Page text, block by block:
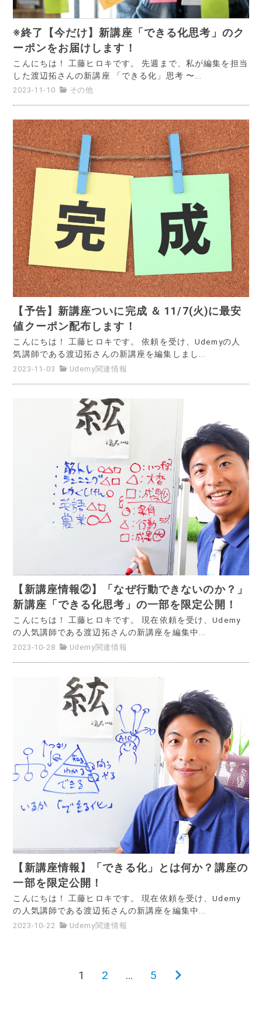
※終了【今だけ】新講座「できる化思考」のク
ーポンをお届けします！
こんにちは！ 工藤ヒロキです。 先週まで、私が編集を担当
した渡辺拓さんの新講座 「できる化」思考 〜...
2023-11-10 その他
【予告】新講座ついに完成 ＆ 11/7(火)に最安
値クーポン配布します！
こんにちは！ 工藤ヒロキです。 依頼を受け、Udemyの人
気講師である渡辺拓さんの新講座を編集しまし...
2023-11-03 Udemy関連情報
【新講座情報②】「なぜ行動できないのか？」
新講座「できる化思考」の一部を限定公開！
こんにちは！ 工藤ヒロキです。 現在依頼を受け、Udemy
の人気講師である渡辺拓さんの新講座を編集中...
2023-10-28 Udemy関連情報
【新講座情報】「できる化」とは何か？講座の
一部を限定公開！
こんにちは！ 工藤ヒロキです。 現在依頼を受け、Udemy
の人気講師である渡辺拓さんの新講座を編集中...
2023-10-22 Udemy関連情報
1 2 … 5
次